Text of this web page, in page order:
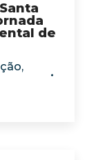
de
,